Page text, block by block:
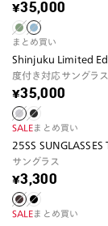
¥35,000
まとめ買い
Shinjuku Limited
度付き対応サングラス
¥35,000
SALEまとめ買い
25SS SUNGLASSES
サングラス
¥3,300
SALEまとめ買い